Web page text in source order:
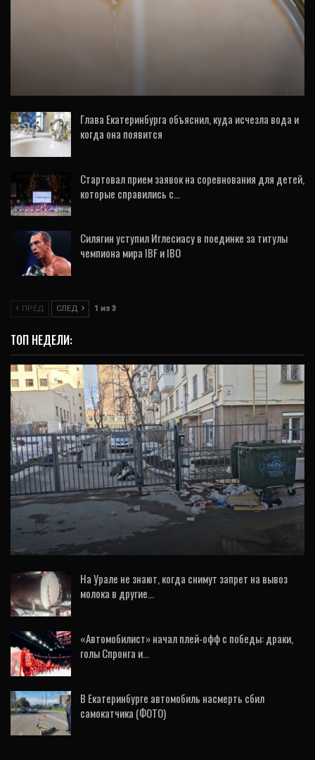
Глава Екатеринбурга объяснил, куда исчезла вода и
когда она появится
Стартовал прием заявок на соревнования для детей,
которые справились с…
Силягин уступил Иглесиасу в поединке за титулы
чемпиона мира IBF и IBO
ПРЕД СЛЕД 1 из 3
ТОП НЕДЕЛИ:
ВИДЕО
Мусорный террор: в центре Екатеринбурга
под покровом ночи двор забрасывают…
На Урале не знают, когда снимут запрет на вывоз
молока в другие…
«Автомобилист» начал плей-офф с победы: драки,
голы Спронга и…
В Екатеринбурге автомобиль насмерть сбил
самокатчика (ФОТО)